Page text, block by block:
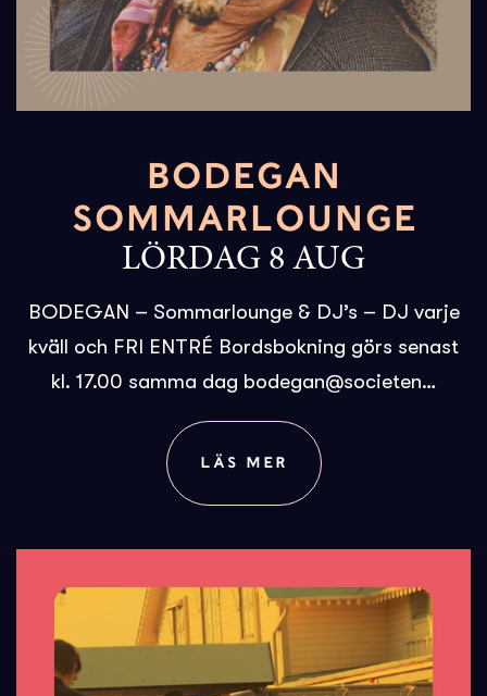
BODEGAN
SOMMARLOUNGE
LÖRDAG 8 AUG
BODEGAN – Sommarlounge & DJ’s – DJ varje
kväll och FRI ENTRÉ Bordsbokning görs senast
kl. 17.00 samma dag bodegan@societen…
LÄS MER